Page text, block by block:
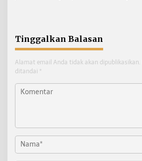
Tinggalkan Balasan
Alamat email Anda tidak akan dipublikasikan.
ditandai *